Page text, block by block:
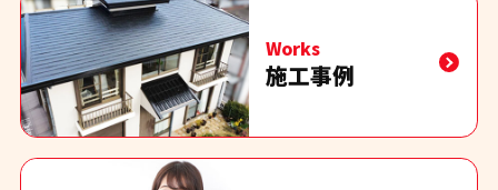
Works
施工事例